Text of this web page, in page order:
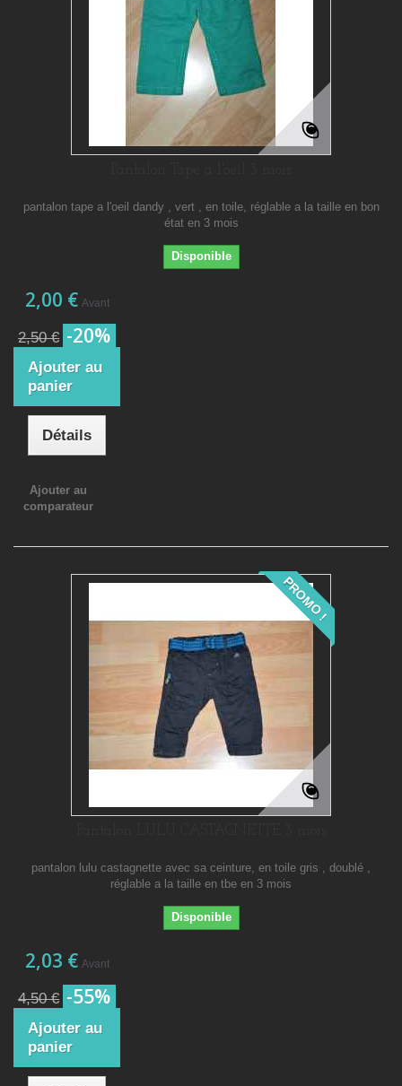
pantalon tape a l'oeil dandy , vert , en toile, réglable a la taille en bon
état en 3 mois
Disponible
2,00 € Avant
2,50 € -20%
Ajouter au
panier
Détails
Ajouter au
comparateur
PROMO !
pantalon lulu castagnette avec sa ceinture, en toile gris , doublé ,
réglable a la taille en tbe en 3 mois
Disponible
2,03 € Avant
4,50 € -55%
Ajouter au
panier